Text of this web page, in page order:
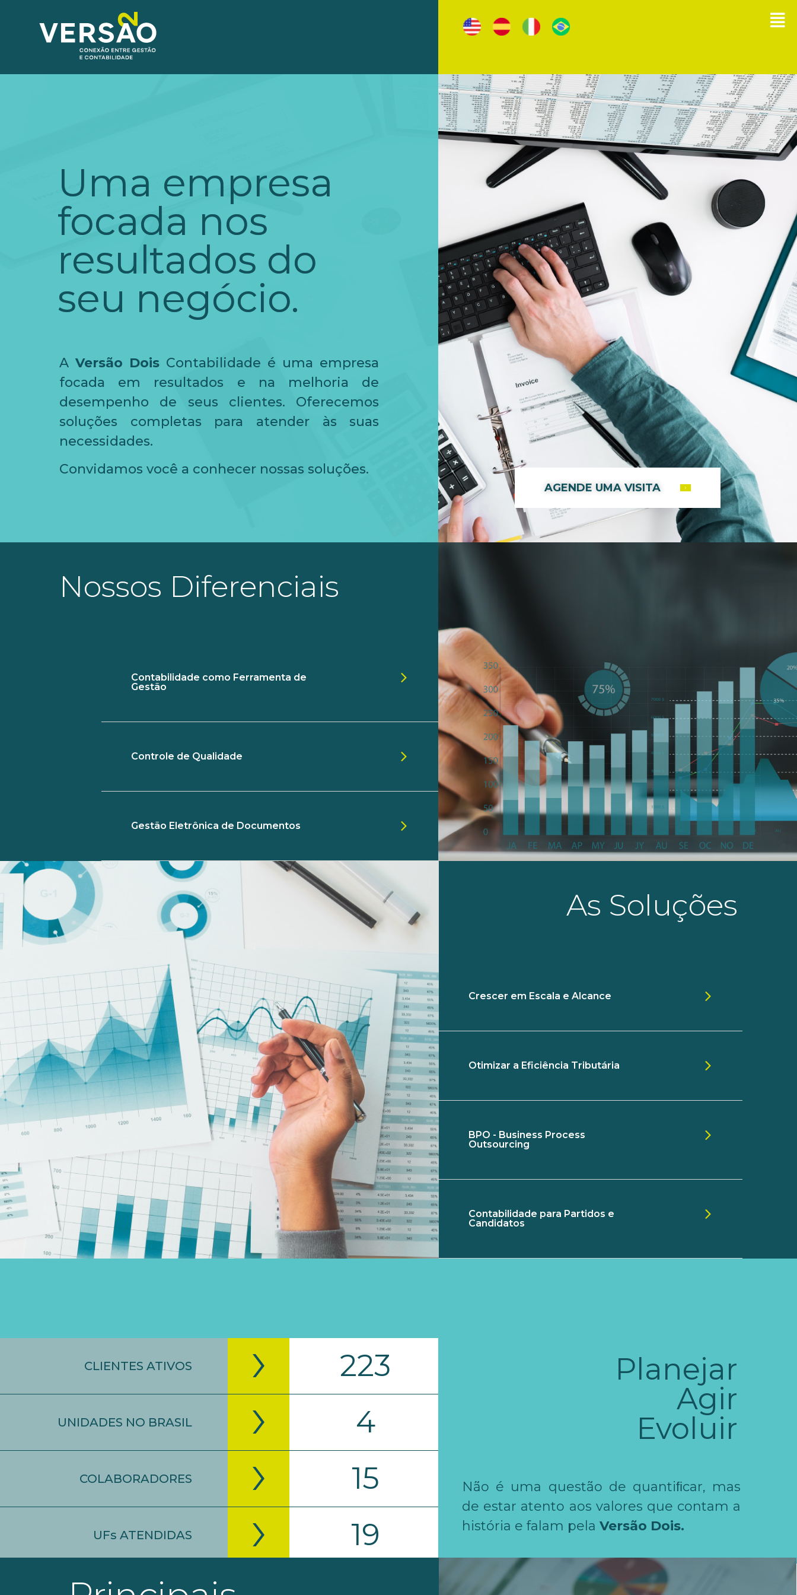
Uma empresa
focada nos
resultados do
seu negócio.
AVersão Dois Contabilidade é uma empresa
focada em resultados e na melhoria de
desempenho de seus clientes. Oferecemos
soluções completas para atender às suas
necessidades.
Convidamos você a conhecer nossas soluções.
AGENDE UMA VISITA
Nossos Diferenciais
Contabilidade como Ferramenta de
Gestão
Controle de Qualidade
Gestão Eletrônica de Documentos
As Soluções
Crescer em Escala e Alcance
Otimizar a Eficiência Tributária
BPO - Business Process
Outsourcing
Contabilidade para Partidos e
Candidatos
CLIENTES ATIVOS 366
UNIDADES NO BRASIL 4
COLABORADORES 24
UFs ATENDIDAS 19
Planejar
Agir
Evoluir
Não é uma questão de quantiﬁcar, mas
de estar atento aos valores que contam a
história e falam pelaVersão Dois.